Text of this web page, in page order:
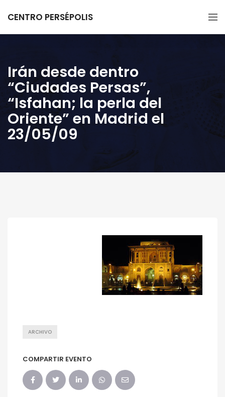
CENTRO PERSÉPOLIS
Irán desde dentro
“Ciudades Persas”,
“Isfahan; la perla del
Oriente” en Madrid el
23/05/09
ARCHIVO
COMPARTIR EVENTO